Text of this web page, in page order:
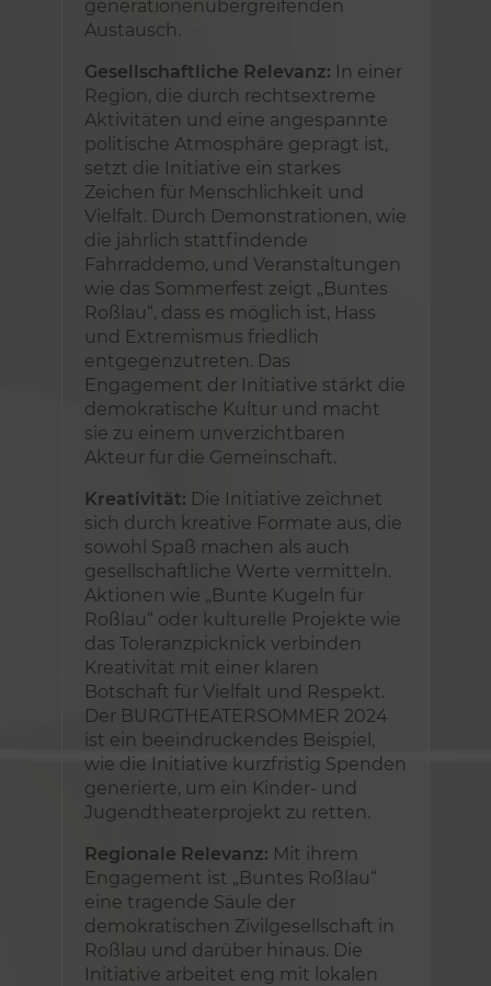
generationenübergreifenden
Austausch.
Gesellschaftliche Relevanz: In einer
Region, die durch rechtsextreme
Aktivitäten und eine angespannte
politische Atmosphäre geprägt ist,
setzt die Initiative ein starkes
Zeichen für Menschlichkeit und
Vielfalt. Durch Demonstrationen, wie
die jährlich stattfindende
Fahrraddemo, und Veranstaltungen
wie das Sommerfest zeigt „Buntes
Roßlau“, dass es möglich ist, Hass
und Extremismus friedlich
entgegenzutreten. Das
Engagement der Initiative stärkt die
demokratische Kultur und macht
sie zu einem unverzichtbaren
Akteur für die Gemeinschaft.
Kreativität: Die Initiative zeichnet
sich durch kreative Formate aus, die
sowohl Spaß machen als auch
gesellschaftliche Werte vermitteln.
Aktionen wie „Bunte Kugeln für
Roßlau“ oder kulturelle Projekte wie
das Toleranzpicknick verbinden
Kreativität mit einer klaren
Botschaft für Vielfalt und Respekt.
Der BURGTHEATERSOMMER 2024
ist ein beeindruckendes Beispiel,
wie die Initiative kurzfristig Spenden
generierte, um ein Kinder- und
Jugendtheaterprojekt zu retten.
Regionale Relevanz: Mit ihrem
Engagement ist „Buntes Roßlau“
eine tragende Säule der
demokratischen Zivilgesellschaft in
Roßlau und darüber hinaus. Die
Initiative arbeitet eng mit lokalen